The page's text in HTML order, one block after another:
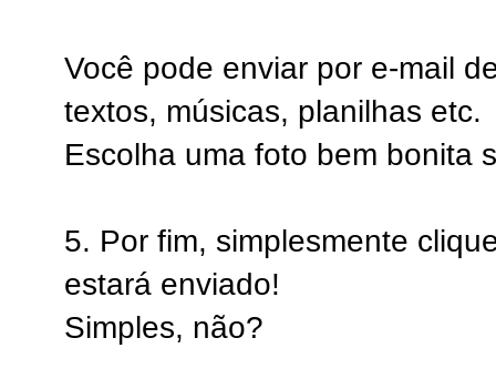
Você pode enviar por e-mail
textos, músicas, planilhas etc.
Escolha uma foto bem bonita
5. Por fim, simplesmente
estará enviado!
Simples, não?